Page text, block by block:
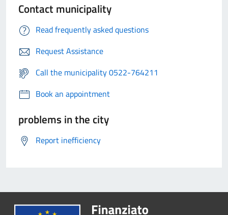
Contact municipality
Read frequently asked questions
Request Assistance
Call the municipality 0522-764211
Book an appointment
problems in the city
Report inefficiency